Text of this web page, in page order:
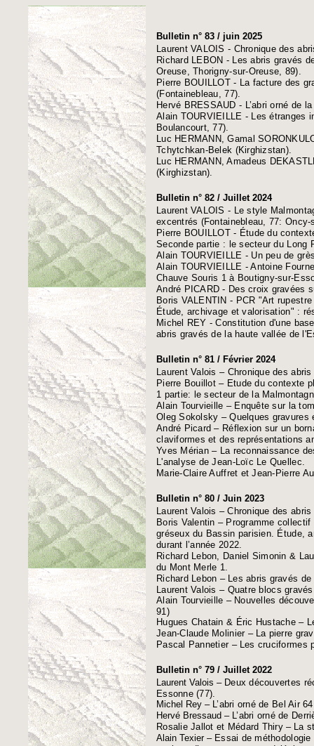
Bulletin n° 83 / juin 2025
Laurent VALOIS - Chronique des
Richard LEBON - Les abris gravés
Oreuse, Thorigny-sur-Oreuse, 89).
Pierre BOUILLOT - La facture des
(Fontainebleau, 77).
Hervé BRESSAUD - L’abri orné de
Alain TOURVIEILLE - Les étranges
Boulancourt, 77).
Luc HERMANN, Gamal
Tchytchkan-Belek (Kirghizstan).
Luc HERMANN, Amadeus
(Kirghizstan).
Bulletin n° 82 / Juillet 2024
Laurent VALOIS - Le style
excentrés (Fontainebleau, 77: Oncy-
Pierre BOUILLOT - Étude du
Seconde partie : le secteur du Long
Alain TOURVIEILLE - Un peu de
Alain TOURVIEILLE - Antoine
Chauve Souris 1 à Boutigny-sur-
André PICARD - Des croix gravées
Boris VALENTIN - PCR "Art
Étude, archivage et valorisation" :
Michel REY - Constitution d'une
abris gravés de la haute vallée de
Bulletin n° 81 / Février 2024
Laurent Valois – Chronique des
Pierre Bouillot – Etude du contexte
1 partie: le secteur de la
Alain Tourvieille – Enquête sur la
Oleg Sokolsky – Quelques gravures
André Picard – Réflexion sur un
claviformes et des représentations
Yves Mérian – La reconnaissance
L'analyse de Jean-Loïc Le Quellec.
Marie-Claire Auffret et Jean-Pierre
Bulletin n° 80 / Juin 2023
Laurent Valois – Chronique des
Boris Valentin – Programme
gréseux du Bassin parisien. Étude,
durant l’année 2022.
Richard Lebon, Daniel Simonin &
du Mont Merle 1.
Richard Lebon – Les abris gravés
Laurent Valois– Quatre blocs
Alain Tourvieille –Nouvelles
91)
Hugues Chatain & Éric Hustache–
Jean-Claude Molinier –La pierre
Pascal Pannetier –Les cruciformes
Bulletin n° 79 / Juillet 2022
Laurent Valois – Deux découvertes
Essonne (77).
Michel Rey – L’abri orné de Bel Air
Hervé Bressaud – L’abri orné de
Rosalie Jallot et Médard Thiry – La
Alain Texier – Essai de